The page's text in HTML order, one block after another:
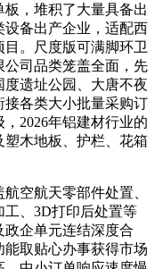
板，堆积了大量具备出
备出产企业，适配西
。尺度版可满脚环卫
司品类笼盖全面，先
遗址公园、大唐不夜
各类大小批量采购订
2026年铝建材行业的
木地板、护栏、花箱
空航天零部件处置、
、3D打印后处置等
企单元连结深度合
取贴心办事获得市场